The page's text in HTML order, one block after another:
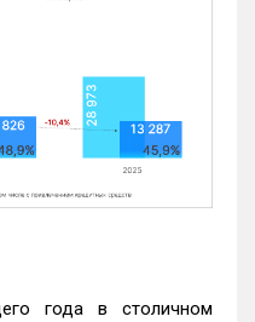
года в столичном